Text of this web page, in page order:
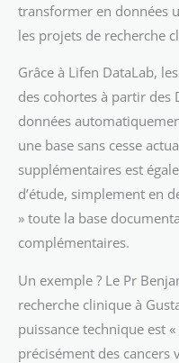
transformer en données
les projets de recherche
Grâce à Lifen DataLab,
des cohortes à partir des
données
une base sans cesse
supplémentaires est
d’étude, simplement en
» toute la base
complémentaires.
Un exemple ? Le Pr
recherche clinique à
puissance technique est
précisément des cancers